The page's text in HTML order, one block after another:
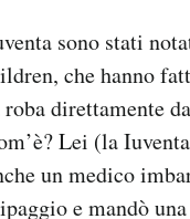
sono stati
che hanno
direttamente
Lei (la
un medico
e mandò